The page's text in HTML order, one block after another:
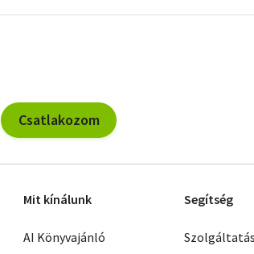
szűrők
Csatlakozom
Mit kínálunk
AI Könyvajánló
Segítség